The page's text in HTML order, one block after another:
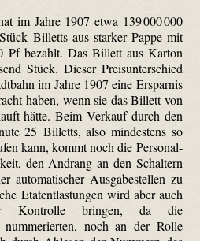
im Jahre 1907 etwa 139 000 000
Billetts aus starker Pappe mit
Pf bezahlt. Das Billett aus Karton
Stück. Dieser Preisunterschied
im Jahre 1907 eine Ersparnis
haben, wenn sie das Billett von
hätte. Beim Verkauf durch den
25 Billetts, also mindestens so
kann, kommt noch die Personal-
den Andrang an den Schaltern
automatischer Ausgabestellen zu
Etatentlastungen wird aber auch
Kontrolle bringen, da die
nummerierten, noch an der Rolle